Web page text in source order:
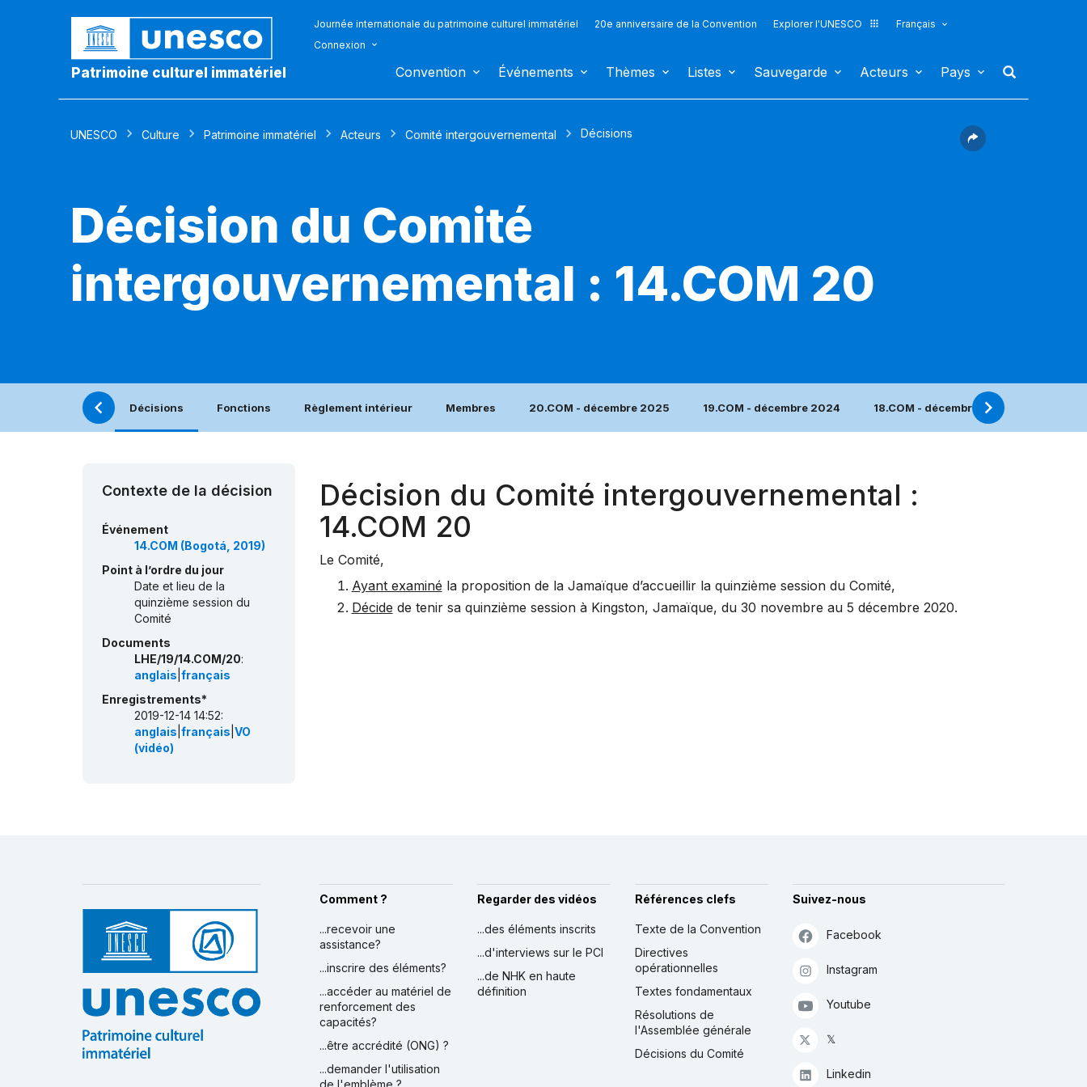
Patrimoine culturel immatériel
Journée internationale du patrimoine culturel immatériel 20e anniversaire de la Convention Explorer l'UNESCO
Français
Connexion
Convention Événements Thèmes Listes Sauvegarde Acteurs Pays
UNESCO Culture Patrimoine immatériel Acteurs Comité intergouvernemental Décisions
Décision du Comité
intergouvernemental : 14.COM 20
Décisions Fonctions Règlement intérieur Membres 20.COM - décembre 2025 19.COM - décembre 2024 18.COM - décembre 2023
Contexte de la décision
Événement
14.COM (Bogotá, 2019)
Point à l’ordre du jour
Date et lieu de la
quinzième session du
Comité
Documents
LHE/19/14.COM/20:
anglais français
Enregistrements*
2019-12-14 14:52:
anglais français VO
(vidéo)
Décision du Comité intergouvernemental :
14.COM 20
Le Comité,
Ayant examiné la proposition de la Jamaïque d’accueillir la quinzième session du Comité,
Décide de tenir sa quinzième session à Kingston, Jamaïque, du 30 novembre au 5 décembre 2020.
Comment ?
...recevoir une
assistance?
...inscrire des éléments?
...accéder au matériel de
renforcement des
capacités?
...être accrédité (ONG) ?
...demander l'utilisation
Regarder des vidéos
...des éléments inscrits
...d'interviews sur le PCI
...de NHK en haute
définition
Références clefs
Texte de la Convention
Directives
opérationnelles
Textes fondamentaux
Résolutions de
l'Assemblée générale
Décisions du Comité
Suivez-nous
Facebook
Instagram
Youtube
𝕏
Linkedin